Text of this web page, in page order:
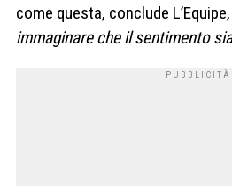
come questa, conclude L’Equipe,
immaginare che il sentimento